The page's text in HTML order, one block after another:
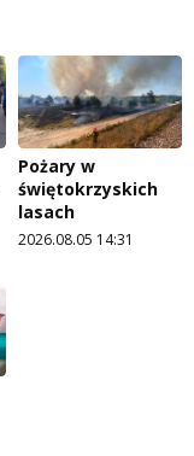
Pożary w
świętokrzyskich
lasach
2026.08.05 14:31